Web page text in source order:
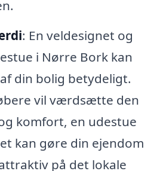
: En veldesignet og
i Nørre Bork kan
din bolig betydeligt.
vil værdsætte den
komfort, en udestue
kan gøre din ejendom
på det lokale